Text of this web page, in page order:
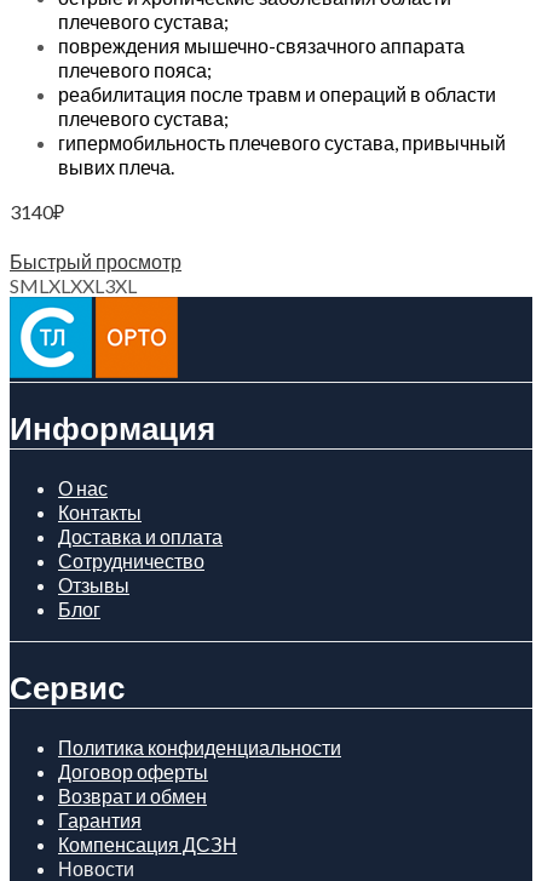
плечевого сустава;
повреждения мышечно-связачного аппарата
плечевого пояса;
реабилитация после травм и операций в области
плечевого сустава;
гипермобильность плечевого сустава, привычный
вывих плеча.
3140₽
Быстрый просмотр
SML XL XXL 3XL
Информация
О нас
Контакты
Доставка и оплата
Сотрудничество
Отзывы
Блог
Сервис
Политика конфиденциальности
Договор оферты
Возврат и обмен
Гарантия
Компенсация ДСЗН
Новости